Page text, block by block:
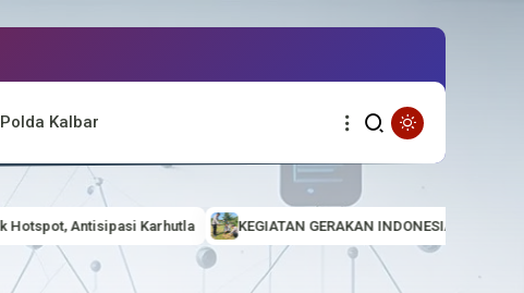
Polda Kalbar
KEGIATAN GERAKAN INDONESIA ASRI (AMAN, SEHAT, RESIK DAN